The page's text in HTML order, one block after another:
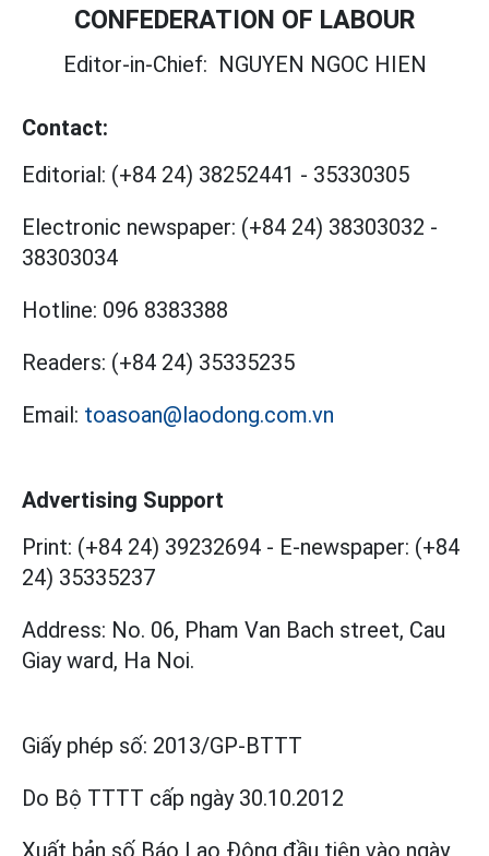
CONFEDERATION OF LABOUR
Editor-in-Chief: NGUYEN NGOC HIEN
Contact:
Editorial: (+84 24) 38252441 - 35330305
Electronic newspaper: (+84 24) 38303032 -
38303034
Hotline: 096 8383388
Readers: (+84 24) 35335235
Email: toasoan@laodong.com.vn
Advertising Support
Print: (+84 24) 39232694 - E-newspaper: (+84
24) 35335237
Address: No. 06, Pham Van Bach street, Cau
Giay ward, Ha Noi.
Giấy phép số: 2013/GP-BTTT
Do Bộ TTTT cấp ngày 30.10.2012
Xuất bản số Báo Lao Động đầu tiên vào ngày